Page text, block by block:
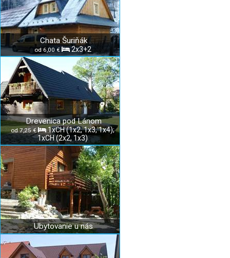
Chata Šuriňák
od 6,00 € 2x3+2
Drevenica pod Lánom
od 7,25 €
1xCH (1x2, 1x3, 1x4);
1xCH (2x2, 1x3)
Ubytovanie u nás